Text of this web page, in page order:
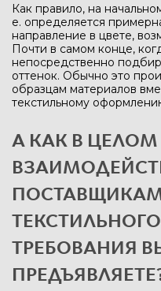
Как правило, на
е. определяется
направление в цвете,
Почти в самом конце,
непосредственно
оттенок. Обычно это
образцам материалов
текстильному
А КАК В
ТРЕБОВАНИЯ